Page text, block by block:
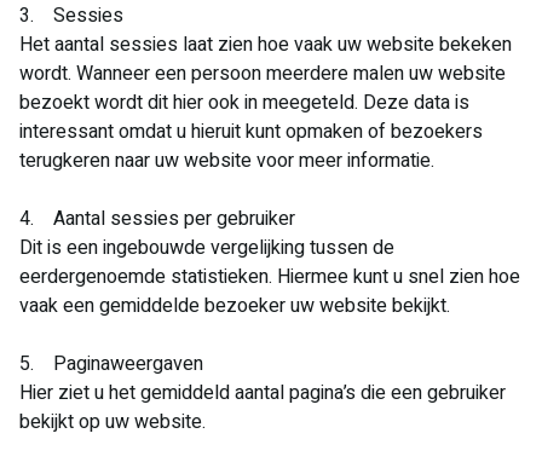
3. Sessies
Het aantal sessies laat zien hoe vaak uw website bekeken
wordt. Wanneer een persoon meerdere malen uw website
bezoekt wordt dit hier ook in meegeteld. Deze data is
interessant omdat u hieruit kunt opmaken of bezoekers
terugkeren naar uw website voor meer informatie.
4. Aantal sessies per gebruiker
Dit is een ingebouwde vergelijking tussen de
eerdergenoemde statistieken. Hiermee kunt u snel zien hoe
vaak een gemiddelde bezoeker uw website bekijkt.
5. Paginaweergaven
Hier ziet u het gemiddeld aantal pagina’s die een gebruiker
bekijkt op uw website.